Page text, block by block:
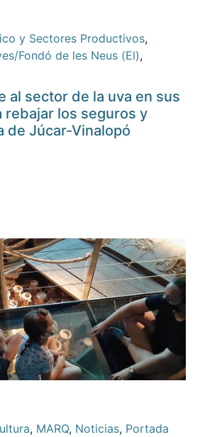
y Sectores Productivos,
Fondó de les Neus (El),
al sector de la uva en sus
rebajar los seguros y
de Júcar-Vinalopó
, MARQ, Noticias, Portada